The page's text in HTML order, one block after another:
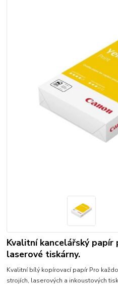
Kvalitní kancelářský papír
laserové tiskárny.
Kvalitní bílý kopírovací papír Pro
strojích, laserových a inkoustových